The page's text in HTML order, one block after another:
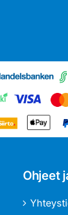
Ohjeet